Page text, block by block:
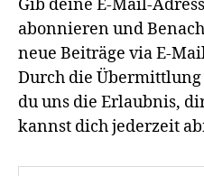
Gib deine E-Mail-
abonnieren und
neue Beiträge via E-
Durch die
du uns die Erlaubnis,
kannst dich jederzeit
Gib deine E-Mail-Adresse ein ...